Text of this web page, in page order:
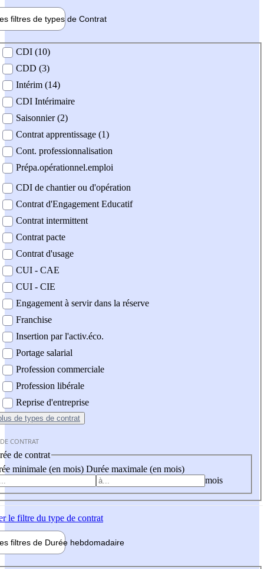
filtres de types de Contrat
contrat
CDI (10)
CDD (3)
Intérim (14)
CDI Intérimaire
Saisonnier (2)
Contrat apprentissage (1)
Cont. professionnalisation
Prépa.opérationnel.emploi
CDI de chantier ou d'opération
Contrat d'Engagement Educatif
Contrat intermittent
Contrat pacte
Contrat d'usage
CUI - CAE
CUI - CIE
Engagement à servir dans la réserve
Franchise
Insertion par l'activ.éco.
Portage salarial
Profession commerciale
Profession libérale
Reprise d'entreprise
de types de contrat
CONTRAT
de contrat
minimale (en mois) Durée maximale (en mois)
mois
le filtre du type de contrat
filtres de Durée hebdomadaire